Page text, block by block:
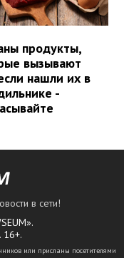
продукты,
вызывают
нашли их в
-
в сети!
16+.
или присланы посетителями